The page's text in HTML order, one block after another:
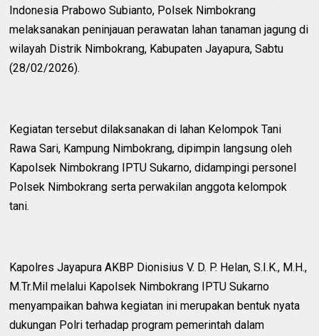
Indonesia Prabowo Subianto, Polsek Nimbokrang
melaksanakan peninjauan perawatan lahan tanaman jagung di
wilayah Distrik Nimbokrang, Kabupaten Jayapura, Sabtu
(28/02/2026).
Kegiatan tersebut dilaksanakan di lahan Kelompok Tani
Rawa Sari, Kampung Nimbokrang, dipimpin langsung oleh
Kapolsek Nimbokrang IPTU Sukarno, didampingi personel
Polsek Nimbokrang serta perwakilan anggota kelompok
tani.
Kapolres Jayapura AKBP Dionisius V. D. P. Helan, S.I.K., M.H.,
M.Tr.Mil melalui Kapolsek Nimbokrang IPTU Sukarno
menyampaikan bahwa kegiatan ini merupakan bentuk nyata
dukungan Polri terhadap program pemerintah dalam